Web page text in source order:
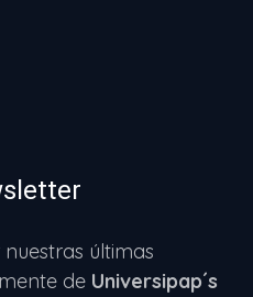
últimas
de Universipap´s